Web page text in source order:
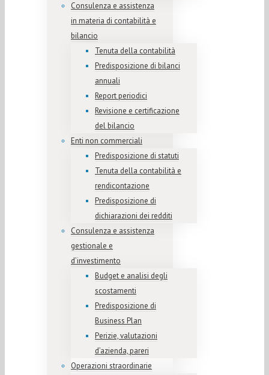
Consulenza e assistenza
in materia di contabilità e
bilancio
Tenuta della contabilità
Predisposizione di bilanci
annuali
Report periodici
Revisione e certificazione
del bilancio
Enti non commerciali
Predisposizione di statuti
Tenuta della contabilità e
rendicontazione
Predisposizione di
dichiarazioni dei redditi
Consulenza e assistenza
gestionale e
d’investimento
Budget e analisi degli
scostamenti
Predisposizione di
Business Plan
Perizie, valutazioni
d’azienda, pareri
Operazioni straordinarie